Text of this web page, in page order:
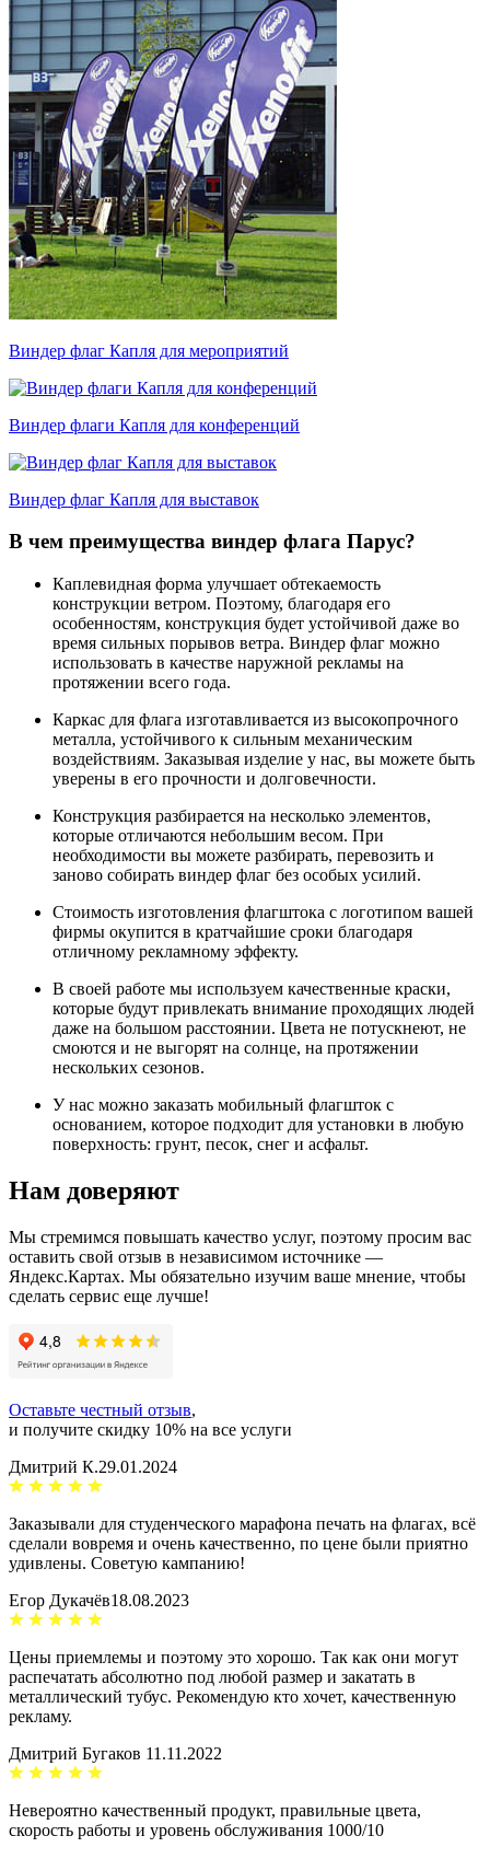
Виндер флаг Капля для мероприятий
Виндер флаги Капля для конференций
Виндер флаг Капля для выставок
В чем преимущества виндер флага Парус?
Каплевидная форма улучшает обтекаемость
конструкции ветром. Поэтому, благодаря его
особенностям, конструкция будет устойчивой даже во
время сильных порывов ветра. Виндер флаг можно
использовать в качестве наружной рекламы на
протяжении всего года.
Каркас для флага изготавливается из высокопрочного
металла, устойчивого к сильным механическим
воздействиям. Заказывая изделие у нас, вы можете быть
уверены в его прочности и долговечности.
Конструкция разбирается на несколько элементов,
которые отличаются небольшим весом. При
необходимости вы можете разбирать, перевозить и
заново собирать виндер флаг без особых усилий.
Стоимость изготовления флагштока с логотипом вашей
фирмы окупится в кратчайшие сроки благодаря
отличному рекламному эффекту.
В своей работе мы используем качественные краски,
которые будут привлекать внимание проходящих людей
даже на большом расстоянии. Цвета не потускнеют, не
смоются и не выгорят на солнце, на протяжении
нескольких сезонов.
У нас можно заказать мобильный флагшток с
основанием, которое подходит для установки в любую
поверхность: грунт, песок, снег и асфальт.
Нам доверяют
Мы стремимся повышать качество услуг, поэтому просим вас
оставить свой отзыв в независимом источнике —
Яндекс.Картах. Мы обязательно изучим ваше мнение, чтобы
сделать сервис еще лучше!
Оставьте честный отзыв,
и получите скидку 10% на все услуги
Дмитрий К.29.01.2024
Заказывали для студенческого марафона печать на флагах, всё
сделали вовремя и очень качественно, по цене были приятно
удивлены. Советую кампанию!
Егор Дукачёв18.08.2023
Цены приемлемы и поэтому это хорошо. Так как они могут
распечатать абсолютно под любой размер и закатать в
металлический тубус. Рекомендую кто хочет, качественную
рекламу.
Дмитрий Бугаков 11.11.2022
Невероятно качественный продукт, правильные цвета,
скорость работы и уровень обслуживания 1000/10